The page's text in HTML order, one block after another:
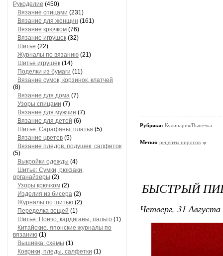
Рукоделие (450)
Вязание спицами (231)
Вязание для женщин (161)
Вязание крючком (76)
Вязание игрушек (32)
Шитье (22)
Журналы по вязанию (21)
Шитье игрушек (14)
Поделки из бумаги (11)
Вязание сумок, корзинок, клатчей
(8)
Вязание для дома (7)
Узоры спицами (7)
Вязание для мужчин (7)
Вязание для детей (6)
Шитье: Сарафаны, платья (5)
Вязание цветов (5)
Вязание пледов, подушек, салфеток
(5)
Выкройки одежды (4)
Шитье: Сумки, рюкзаки,
органайзеры (2)
Узоры крючком (2)
Изделия из бисера (2)
Журналы по шитью (2)
Переделка вещей (1)
Шитье: Пончо, кардиганы, пальто (1)
Китайские, японские журналы по
вязанию (1)
Вышивка: схемы (1)
Коврики, пледы, салфетки (1)
Рубрики: Кулинария/Выпечка
Метки: рецепты пирогов
БЫСТРЫЙ
Четверг, 31